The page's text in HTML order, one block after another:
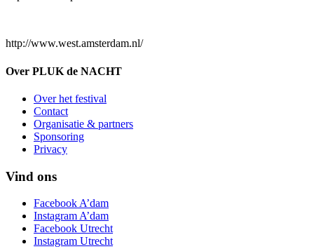
http://www.west.amsterdam.nl/
Over PLUK de NACHT
Over het festival
Contact
Organisatie & partners
Sponsoring
Privacy
Vind ons
Facebook A’dam
Instagram A’dam
Facebook Utrecht
Instagram Utrecht